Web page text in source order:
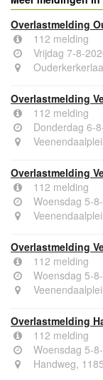
Overlastmelding
112 melding
Vrijdag 7-8-
Overlastmelding
112 melding
Donderdag 6-
Overlastmelding
112 melding
Woensdag 5-
Overlastmelding
112 melding
Woensdag 5-
Overlastmelding
112 melding
Woensdag 5-
Handweg,